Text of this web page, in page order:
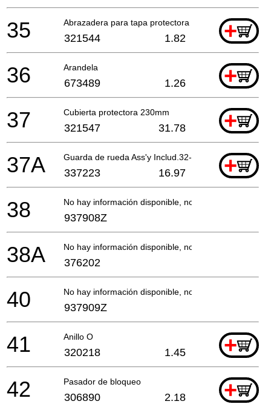
Abrazadera para tapa protectora +
35 321544 1.82
Arandela +
36 673489 1.26
Cubierta protectora 230mm +
37 321547 31.78
Guarda de rueda Ass'y Includ.32-38 Para Europa
+
37A 337223 16.97
No hay información disponible, no se puede pedir
38 937908Z
No hay información disponible, no se puede pedir
38A 376202
No hay información disponible, no se puede pedir
40 937909Z
Anillo O +
41 320218 1.45
Pasador de bloqueo +
42 306890 2.18